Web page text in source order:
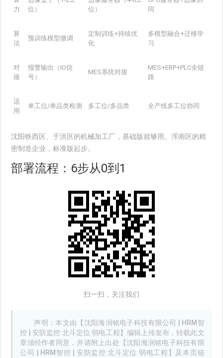
力
位）
位）
同
算
法
预训练模型微调
定制训练+持续优
化
多模型融合+迁移学
习
对
接
报警输出（IO信
号）
MES系统对接
MES+ERP+PLC全链
路
适
用
单工位/单品类检测 多工位/多品类 全产线多工位协同
沈阳铁西区、于洪区的机械加工厂，基础版就够用。浑南区的精
密制造企业，标准版起步。
部署流程：6步从0到1
扫一扫，关注我们
声明：本文由【沈阳海润铭电子科技有限公司 | HRM智
控 | 安防监控 北斗定位 弱电工程】编辑上传发布，转载此文
章须经作者同意，并请附上出处【沈阳海润铭电子科技有限
公司 | HRM智控 | 安防监控 北斗定位 弱电工程】及本页链